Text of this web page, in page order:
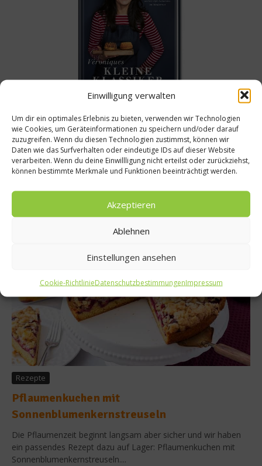
Einwilligung verwalten
Um dir ein optimales Erlebnis zu bieten, verwenden wir Technologien
wie Cookies, um Geräteinformationen zu speichern und/oder darauf
zuzugreifen. Wenn du diesen Technologien zustimmst, können wir
Daten wie das Surfverhalten oder eindeutige IDs auf dieser Website
verarbeiten. Wenn du deine Einwillligung nicht erteilst oder zurückziehst,
können bestimmte Merkmale und Funktionen beeinträchtigt werden.
Akzeptieren
Ablehnen
Einstellungen ansehen
Cookie-RichtlinieDatenschutzbestimmungenImpressum
Véroniques KLEINE KLASSIKER
Véronique Witzigmann stellt ihr neues Buch vor: Véroniques
KLEINE KLASSIKER – Meine Lieblingsrezepte für Cupcakes,
Muffins, Apfelkuchen, Brownies, Cheesecakes, Cookies,
Rezepte
Pflaumenkuchen mit
Sonnenblumenkernstreuseln
Die Pflaumenzeit beginnt langsam aber sicher und wir haben
ein passendes Rezept dazu auf Lager: Pflaumenkuchen mit
Sonnenblumenkernstreuseln....